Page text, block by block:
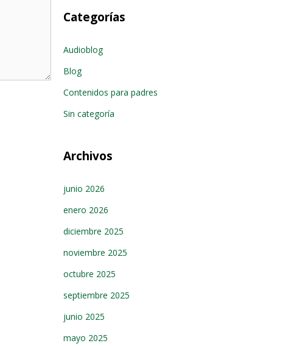
Categorías
Audioblog
Blog
Contenidos para padres
Sin categoría
Archivos
junio 2026
enero 2026
diciembre 2025
noviembre 2025
octubre 2025
septiembre 2025
junio 2025
mayo 2025